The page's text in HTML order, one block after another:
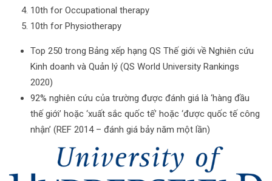
10th for Occupational therapy
10th for Physiotherapy
Top 250 trong Bảng xếp hạng QS Thế giới về Nghiên cứu
Kinh doanh và Quản lý (QS World University Rankings
2020)
92% nghiên cứu của trường được đánh giá là ‘hàng đầu
thế giới’ hoặc ‘xuất sắc quốc tế’ hoặc ‘được quốc tế công
nhận’ (REF 2014 – đánh giá bảy năm một lần)